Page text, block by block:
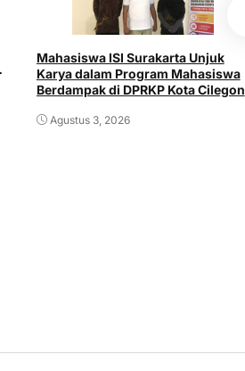
Mahasiswa ISI Surakarta Unjuk
Karya dalam Program Mahasiswa
Berdampak di DPRKP Kota Cilegon
Agustus 3, 2026